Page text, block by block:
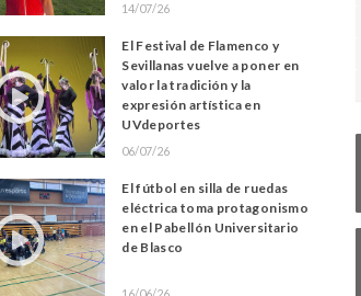
14/07/26
El Festival de Flamenco y
Sevillanas vuelve a poner en
valor la tradición y la
expresión artística en
UVdeportes
06/07/26
El fútbol en silla de ruedas
eléctrica toma protagonismo
en el Pabellón Universitario
de Blasco